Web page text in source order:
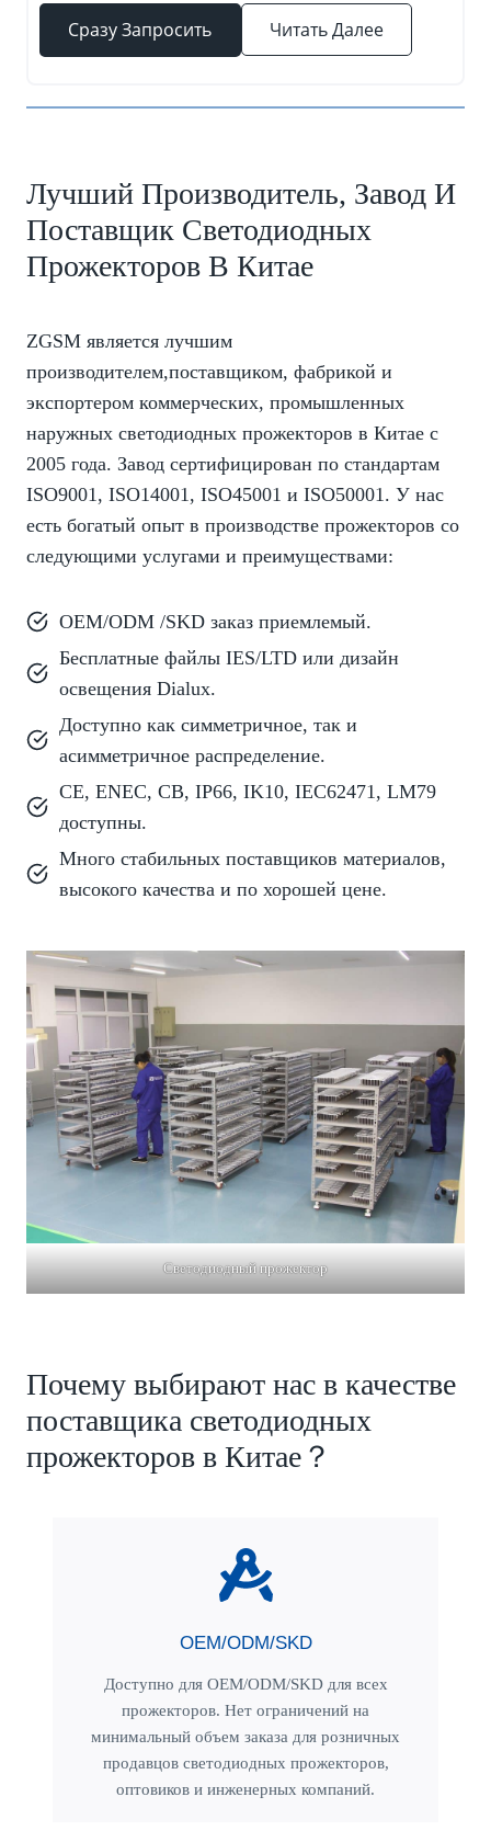
Сразу Запросить Читать Далее
Лучший Производитель, Завод И
Поставщик Светодиодных
Прожекторов В Китае
ZGSM является лучшим
производителем,поставщиком, фабрикой и
экспортером коммерческих, промышленных
наружных светодиодных прожекторов в Китае с
2005 года. Завод сертифицирован по стандартам
ISO9001, ISO14001, ISO45001 и ISO50001. У нас
есть богатый опыт в производстве прожекторов со
следующими услугами и преимуществами:
OEM/ODM /SKD заказ приемлемый.
Бесплатные файлы IES/LTD или дизайн
освещения Dialux.
Доступно как симметричное, так и
асимметричное распределение.
CE, ENEC, CB, IP66, IK10, IEC62471, LM79
доступны.
Много стабильных поставщиков материалов,
высокого качества и по хорошей цене.
Светодиодный прожектор
Почему выбирают нас в качестве
поставщика светодиодных
прожекторов в Китае？
OEM/ODM/SKD
Доступно для OEM/ODM/SKD для всех
прожекторов. Нет ограничений на
минимальный объем заказа для розничных
продавцов светодиодных прожекторов,
оптовиков и инженерных компаний.